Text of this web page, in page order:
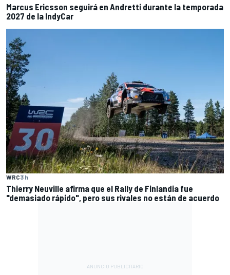
Marcus Ericsson seguirá en Andretti durante la temporada
2027 de la IndyCar
WRC3 h
Thierry Neuville afirma que el Rally de Finlandia fue
"demasiado rápido", pero sus rivales no están de acuerdo